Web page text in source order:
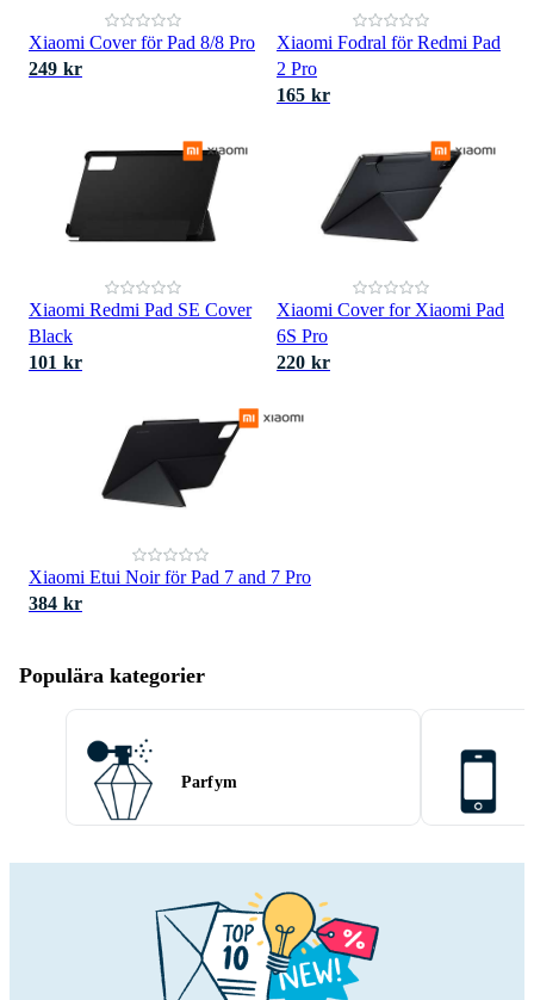
Xiaomi Cover för Pad 8/8 Pro
249 kr
Xiaomi Fodral för Redmi Pad
2 Pro
165 kr
Xiaomi Redmi Pad SE Cover
Black
101 kr
Xiaomi Cover for Xiaomi Pad
6S Pro
220 kr
Xiaomi Etui Noir för Pad 7 and 7 Pro
384 kr
Populära kategorier
Parfym